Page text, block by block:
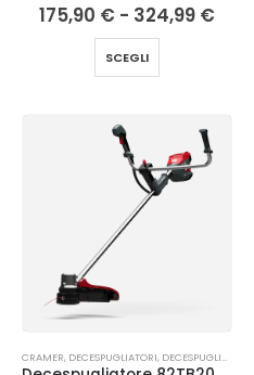
0 Su 5
175,90 € - 324,99 €
SCEGLI
CRAMER, DECESPUGLIATORI, DECESPUGLIATORI ELETTRICI ED A BATTERIA